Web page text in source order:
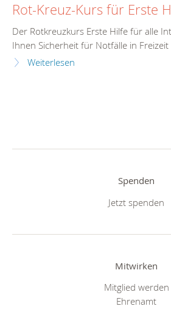
Rot-Kreuz-Kurs für Erste
Der Rotkreuzkurs Erste Hilfe für alle
Ihnen Sicherheit für Notfälle in
Weiterlesen
Spenden
Jetzt spenden
Mitwirken
Mitglied werden
Ehrenamt